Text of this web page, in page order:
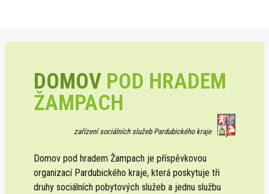
DOMOV POD HRADEM
ŽAMPACH
zařízení sociálních služeb Pardubického kraje
Domov pod hradem Žampach je příspěvkovou
organizací Pardubického kraje, která poskytuje tři
druhy sociálních pobytových služeb a jednu službu